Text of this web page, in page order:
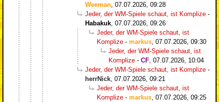
Weeman 07.07.2026, 09:28
Jeder, der WM-Spiele schaut, ist Komplize -
Habakuk 07.07.2026, 09:26
Jeder, der WM-Spiele schaut, ist
Komplize - markus 07.07.2026, 09:30
Jeder, der WM-Spiele schaut, ist
Komplize - CF 07.07.2026, 10:04
Jeder, der WM-Spiele schaut, ist Komplize -
herrNick 07.07.2026, 09:21
Jeder, der WM-Spiele schaut, ist
Komplize - markus 07.07.2026, 09:25